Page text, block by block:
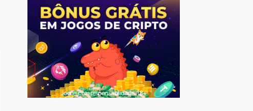
Jogue com responsabilidade. 18+